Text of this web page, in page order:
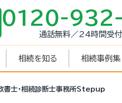
0120-
通話無料／24時間受
相続を知る 相続事例集
書士・相続診断士事務所Stepup